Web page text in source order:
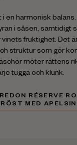
en harmonisk
i såsen, samtidigt
vinets fruktighet. Det
struktur som gör
möter rättens
tugga och klunk.
RÉSERVE
MED